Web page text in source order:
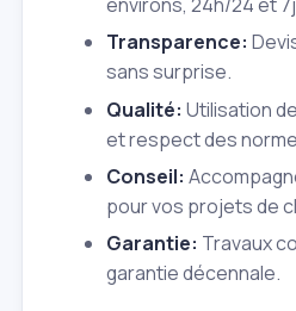
Transparence:
sans surprise.
Qualité: Utilisation
et respect des
Conseil:
pour vos projets de
Garantie: Travaux
garantie décennale.